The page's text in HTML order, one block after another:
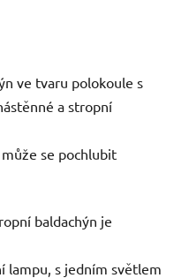
ve tvaru polokoule s
a stropní
se pochlubit
baldachýn je
lampu, s jedním světlem